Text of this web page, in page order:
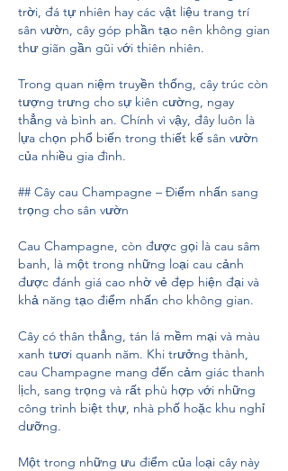
trời, đá tự nhiên hay các vật liệu trang trí
sân vườn, cây góp phần tạo nên không gian
thư giãn gần gũi với thiên nhiên.
Trong quan niệm truyền thống, cây trúc còn
tượng trưng cho sự kiên cường, ngay
thẳng và bình an. Chính vì vậy, đây luôn là
lựa chọn phổ biến trong thiết kế sân vườn
của nhiều gia đình.
## Cây cau Champagne – Điểm nhấn sang
trọng cho sân vườn
Cau Champagne, còn được gọi là cau sâm
banh, là một trong những loại cau cảnh
được đánh giá cao nhờ vẻ đẹp hiện đại và
khả năng tạo điểm nhấn cho không gian.
Cây có thân thẳng, tán lá mềm mại và màu
xanh tươi quanh năm. Khi trưởng thành,
cau Champagne mang đến cảm giác thanh
lịch, sang trọng và rất phù hợp với những
công trình biệt thự, nhà phố hoặc khu nghỉ
dưỡng.
Một trong những ưu điểm của loại cây này